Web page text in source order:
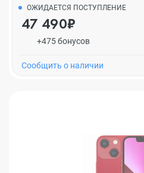
ОЖИДАЕТСЯ ПОСТУПЛЕНИЕ
47 490₽
+475 бонусов
Cообщить о наличии